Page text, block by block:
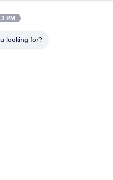
ระบบปั่นท่อหม้อ,ท่อโกง คุณภาพ
PM
looking for?